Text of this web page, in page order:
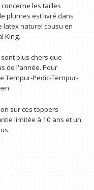
les tailles
plumes est livré dans
latex naturel cousu en
King.
plus chers que
de l'année. Pour
Tempur-Pedic-Tempur-
sur ces toppers
limitée à 10 ans et un